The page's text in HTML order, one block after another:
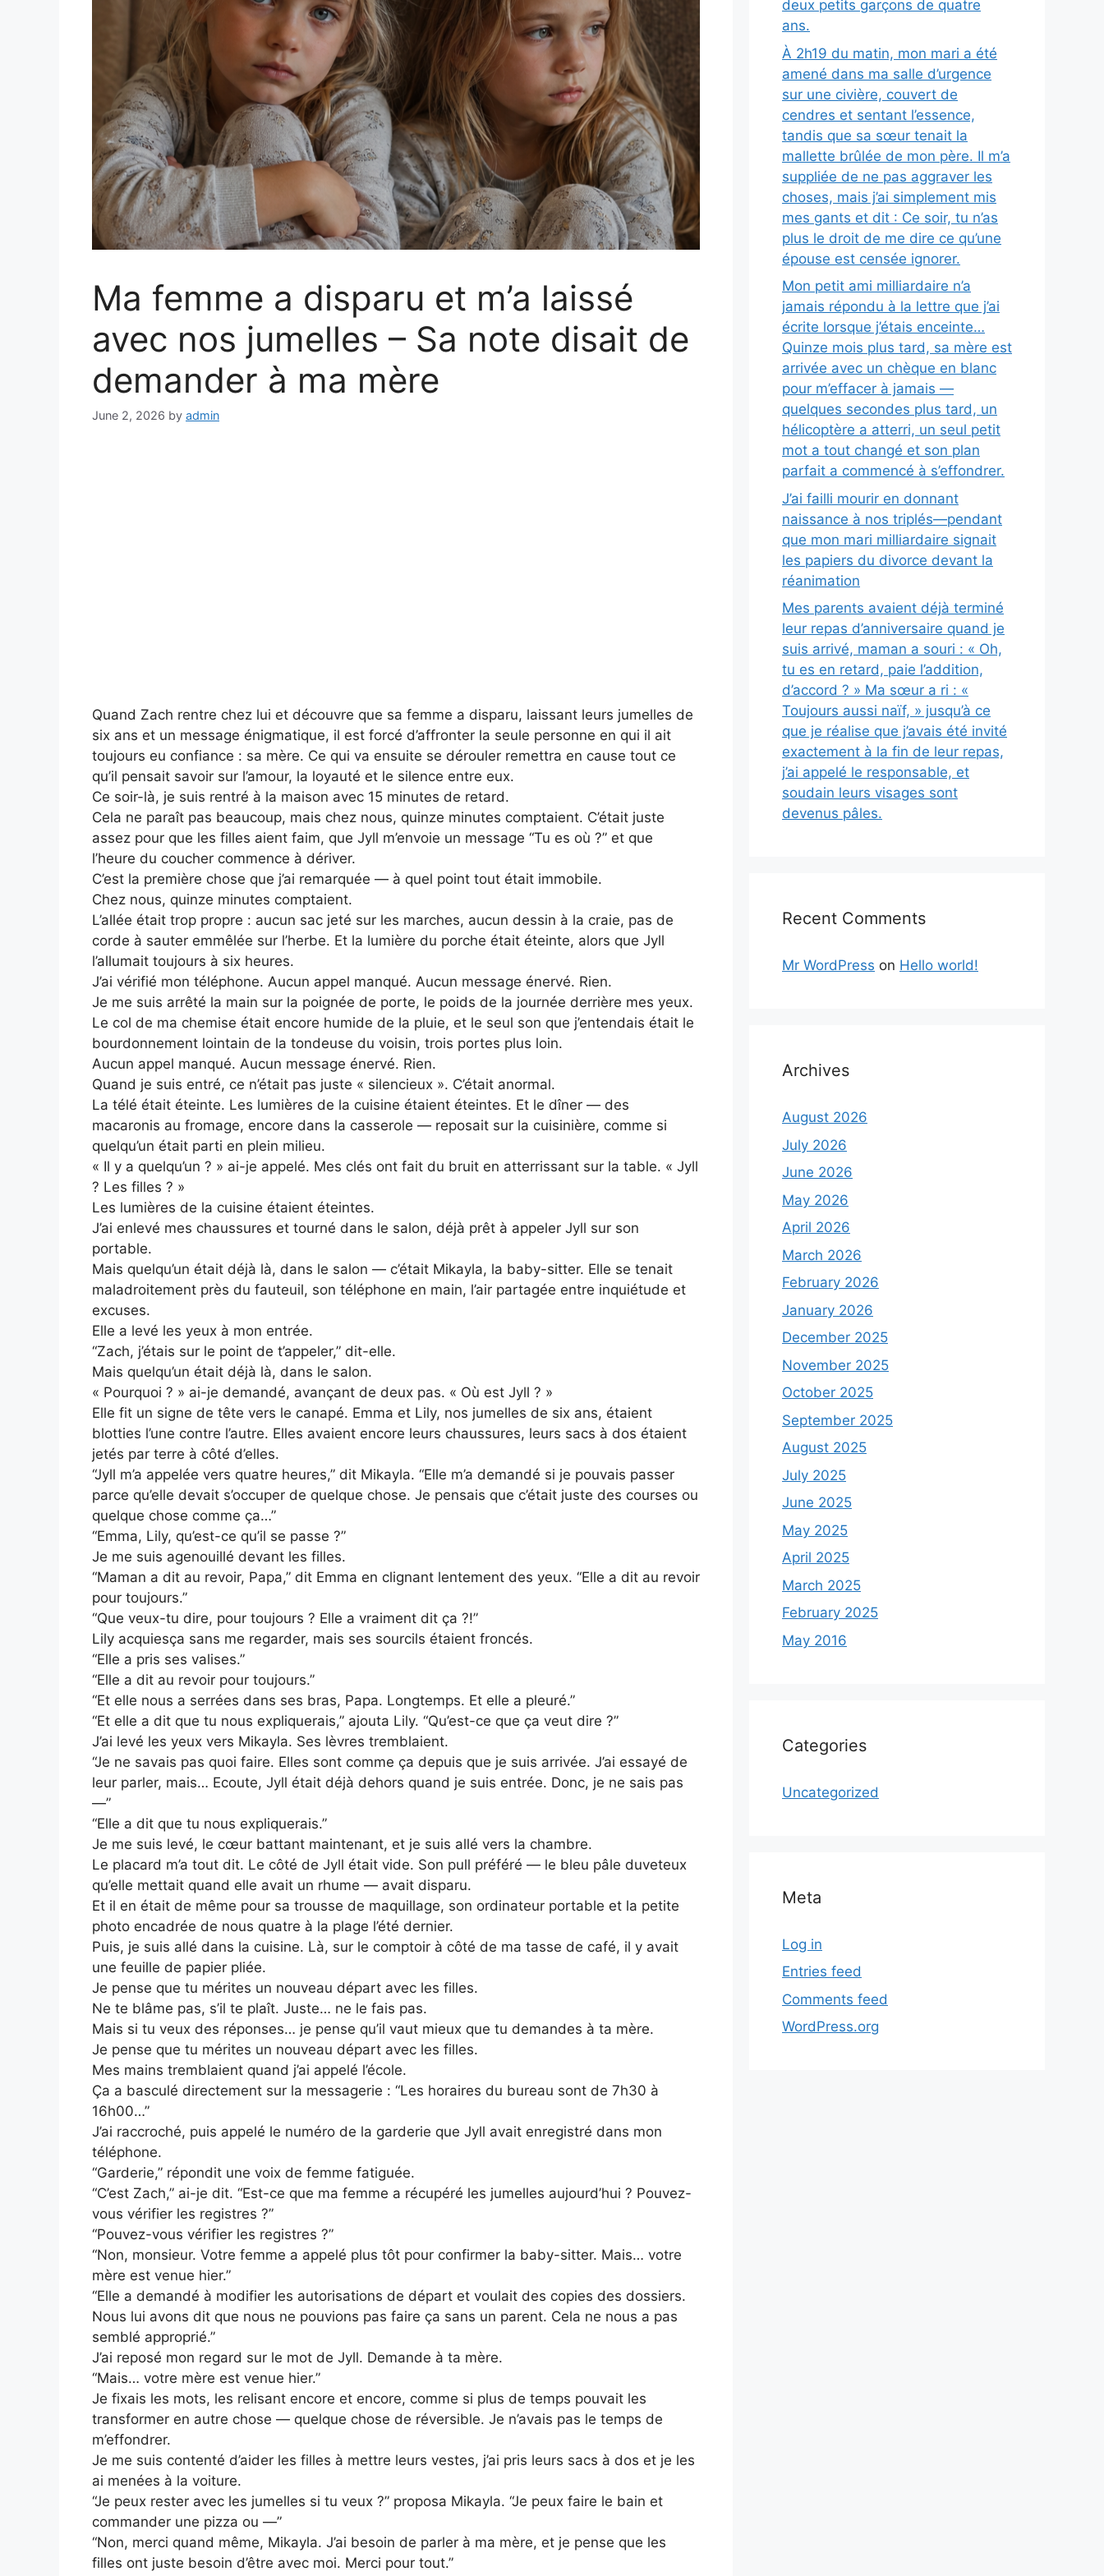
Ma femme a disparu et m’a laissé
avec nos jumelles – Sa note disait de
demander à ma mère
June 2, 2026 by admin
Quand Zach rentre chez lui et découvre que sa femme a disparu, laissant leurs jumelles de
six ans et un message énigmatique, il est forcé d’affronter la seule personne en qui il ait
toujours eu confiance : sa mère. Ce qui va ensuite se dérouler remettra en cause tout ce
qu’il pensait savoir sur l’amour, la loyauté et le silence entre eux.
Ce soir-là, je suis rentré à la maison avec 15 minutes de retard.
Cela ne paraît pas beaucoup, mais chez nous, quinze minutes comptaient. C’était juste
assez pour que les filles aient faim, que Jyll m’envoie un message “Tu es où ?” et que
l’heure du coucher commence à dériver.
C’est la première chose que j’ai remarquée — à quel point tout était immobile.
Chez nous, quinze minutes comptaient.
L’allée était trop propre : aucun sac jeté sur les marches, aucun dessin à la craie, pas de
corde à sauter emmêlée sur l’herbe. Et la lumière du porche était éteinte, alors que Jyll
l’allumait toujours à six heures.
J’ai vérifié mon téléphone. Aucun appel manqué. Aucun message énervé. Rien.
Je me suis arrêté la main sur la poignée de porte, le poids de la journée derrière mes yeux.
Le col de ma chemise était encore humide de la pluie, et le seul son que j’entendais était le
bourdonnement lointain de la tondeuse du voisin, trois portes plus loin.
Aucun appel manqué. Aucun message énervé. Rien.
Quand je suis entré, ce n’était pas juste « silencieux ». C’était anormal.
La télé était éteinte. Les lumières de la cuisine étaient éteintes. Et le dîner — des
macaronis au fromage, encore dans la casserole — reposait sur la cuisinière, comme si
quelqu’un était parti en plein milieu.
« Il y a quelqu’un ? » ai-je appelé. Mes clés ont fait du bruit en atterrissant sur la table. « Jyll
? Les filles ? »
Les lumières de la cuisine étaient éteintes.
J’ai enlevé mes chaussures et tourné dans le salon, déjà prêt à appeler Jyll sur son
portable.
Mais quelqu’un était déjà là, dans le salon — c’était Mikayla, la baby-sitter. Elle se tenait
maladroitement près du fauteuil, son téléphone en main, l’air partagée entre inquiétude et
excuses.
Elle a levé les yeux à mon entrée.
“Zach, j’étais sur le point de t’appeler,” dit-elle.
Mais quelqu’un était déjà là, dans le salon.
« Pourquoi ? » ai-je demandé, avançant de deux pas. « Où est Jyll ? »
Elle fit un signe de tête vers le canapé. Emma et Lily, nos jumelles de six ans, étaient
blotties l’une contre l’autre. Elles avaient encore leurs chaussures, leurs sacs à dos étaient
jetés par terre à côté d’elles.
“Jyll m’a appelée vers quatre heures,” dit Mikayla. “Elle m’a demandé si je pouvais passer
parce qu’elle devait s’occuper de quelque chose. Je pensais que c’était juste des courses ou
quelque chose comme ça…”
“Emma, Lily, qu’est-ce qu’il se passe ?”
Je me suis agenouillé devant les filles.
“Maman a dit au revoir, Papa,” dit Emma en clignant lentement des yeux. “Elle a dit au revoir
pour toujours.”
“Que veux-tu dire, pour toujours ? Elle a vraiment dit ça ?!”
Lily acquiesça sans me regarder, mais ses sourcils étaient froncés.
“Elle a pris ses valises.”
“Elle a dit au revoir pour toujours.”
“Et elle nous a serrées dans ses bras, Papa. Longtemps. Et elle a pleuré.”
“Et elle a dit que tu nous expliquerais,” ajouta Lily. “Qu’est-ce que ça veut dire ?”
J’ai levé les yeux vers Mikayla. Ses lèvres tremblaient.
“Je ne savais pas quoi faire. Elles sont comme ça depuis que je suis arrivée. J’ai essayé de
leur parler, mais… Ecoute, Jyll était déjà dehors quand je suis entrée. Donc, je ne sais pas
—”
“Elle a dit que tu nous expliquerais.”
Je me suis levé, le cœur battant maintenant, et je suis allé vers la chambre.
Le placard m’a tout dit. Le côté de Jyll était vide. Son pull préféré — le bleu pâle duveteux
qu’elle mettait quand elle avait un rhume — avait disparu.
Et il en était de même pour sa trousse de maquillage, son ordinateur portable et la petite
photo encadrée de nous quatre à la plage l’été dernier.
Puis, je suis allé dans la cuisine. Là, sur le comptoir à côté de ma tasse de café, il y avait
une feuille de papier pliée.
Je pense que tu mérites un nouveau départ avec les filles.
Ne te blâme pas, s’il te plaît. Juste… ne le fais pas.
Mais si tu veux des réponses… je pense qu’il vaut mieux que tu demandes à ta mère.
Je pense que tu mérites un nouveau départ avec les filles.
Mes mains tremblaient quand j’ai appelé l’école.
Ça a basculé directement sur la messagerie : “Les horaires du bureau sont de 7h30 à
16h00…”
J’ai raccroché, puis appelé le numéro de la garderie que Jyll avait enregistré dans mon
téléphone.
“Garderie,” répondit une voix de femme fatiguée.
“C’est Zach,” ai-je dit. “Est-ce que ma femme a récupéré les jumelles aujourd’hui ? Pouvez-
vous vérifier les registres ?”
“Pouvez-vous vérifier les registres ?”
“Non, monsieur. Votre femme a appelé plus tôt pour confirmer la baby-sitter. Mais… votre
mère est venue hier.”
“Elle a demandé à modifier les autorisations de départ et voulait des copies des dossiers.
Nous lui avons dit que nous ne pouvions pas faire ça sans un parent. Cela ne nous a pas
semblé approprié.”
J’ai reposé mon regard sur le mot de Jyll. Demande à ta mère.
“Mais… votre mère est venue hier.”
Je fixais les mots, les relisant encore et encore, comme si plus de temps pouvait les
transformer en autre chose — quelque chose de réversible. Je n’avais pas le temps de
m’effondrer.
Je me suis contenté d’aider les filles à mettre leurs vestes, j’ai pris leurs sacs à dos et je les
ai menées à la voiture.
“Je peux rester avec les jumelles si tu veux ?” proposa Mikayla. “Je peux faire le bain et
commander une pizza ou —”
“Non, merci quand même, Mikayla. J’ai besoin de parler à ma mère, et je pense que les
filles ont juste besoin d’être avec moi. Merci pour tout.”
deux petits garçons de quatre
ans.
À 2h19 du matin, mon mari a été
amené dans ma salle d’urgence
sur une civière, couvert de
cendres et sentant l’essence,
tandis que sa sœur tenait la
mallette brûlée de mon père. Il m’a
suppliée de ne pas aggraver les
choses, mais j’ai simplement mis
mes gants et dit : Ce soir, tu n’as
plus le droit de me dire ce qu’une
épouse est censée ignorer.
Mon petit ami milliardaire n’a
jamais répondu à la lettre que j’ai
écrite lorsque j’étais enceinte…
Quinze mois plus tard, sa mère est
arrivée avec un chèque en blanc
pour m’effacer à jamais —
quelques secondes plus tard, un
hélicoptère a atterri, un seul petit
mot a tout changé et son plan
parfait a commencé à s’effondrer.
J’ai failli mourir en donnant
naissance à nos triplés—pendant
que mon mari milliardaire signait
les papiers du divorce devant la
réanimation
Mes parents avaient déjà terminé
leur repas d’anniversaire quand je
suis arrivé, maman a souri : « Oh,
tu es en retard, paie l’addition,
d’accord ? » Ma sœur a ri : «
Toujours aussi naïf, » jusqu’à ce
que je réalise que j’avais été invité
exactement à la fin de leur repas,
j’ai appelé le responsable, et
soudain leurs visages sont
devenus pâles.
Recent Comments
Mr WordPress on Hello world!
Archives
August 2026
July 2026
June 2026
May 2026
April 2026
March 2026
February 2026
January 2026
December 2025
November 2025
October 2025
September 2025
August 2025
July 2025
June 2025
May 2025
April 2025
March 2025
February 2025
May 2016
Categories
Uncategorized
Meta
Log in
Entries feed
Comments feed
WordPress.org